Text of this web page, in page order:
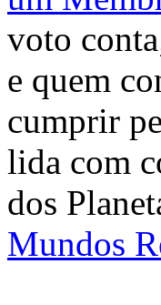
voto
e quem
cumprir
lida com
dos
Mundos